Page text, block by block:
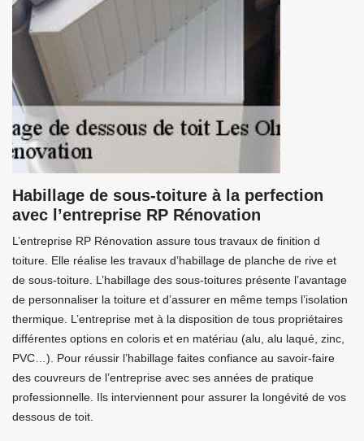
Habillage de sous-toiture à la perfection
avec l’entreprise RP Rénovation
L’entreprise RP Rénovation assure tous travaux de finition d
toiture. Elle réalise les travaux d’habillage de planche de rive et
de sous-toiture. L’habillage des sous-toitures présente l’avantage
de personnaliser la toiture et d’assurer en même temps l’isolation
thermique. L’entreprise met à la disposition de tous propriétaires
différentes options en coloris et en matériau (alu, alu laqué, zinc,
PVC…). Pour réussir l’habillage faites confiance au savoir-faire
des couvreurs de l’entreprise avec ses années de pratique
professionnelle. Ils interviennent pour assurer la longévité de vos
dessous de toit.